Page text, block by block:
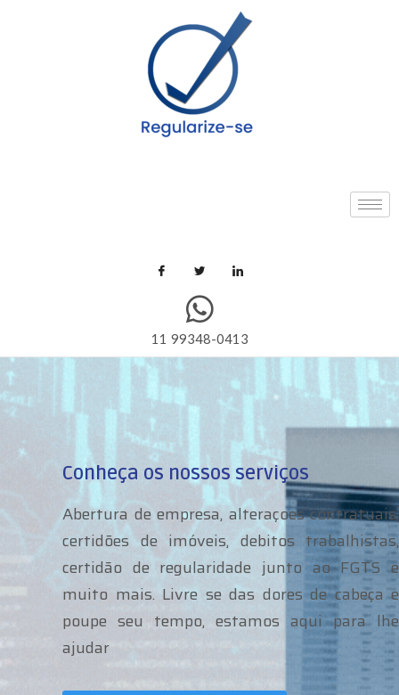
11 99348-0413
Conheça os nossos serviços
Abertura de empresa, alteraçoes contratuais,
certidões de imóveis, debitos trabalhistas,
certidão de regularidade junto ao FGTS e
muito mais. Livre se das dores de cabeça e
poupe seu tempo, estamos aqui para lhe
ajudar